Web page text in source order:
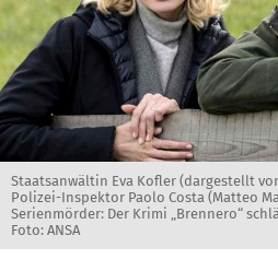
Staatsanwältin Eva Kofler (dargestellt
Polizei-Inspektor Paolo Costa (Matteo
Serienmörder: Der Krimi „Brennero“
Foto: ANSA